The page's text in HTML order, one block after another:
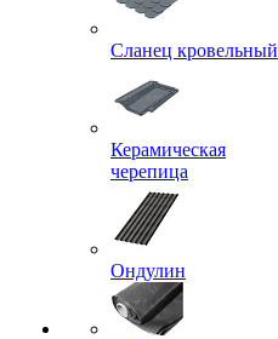
Сланец кровельный
Керамическая
черепица
Ондулин